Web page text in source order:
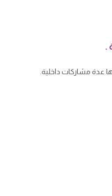
.
عدة مشاركات داخلية.